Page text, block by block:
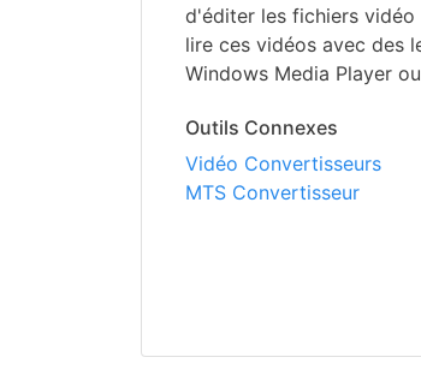
d'éditer les fichiers vidéo
lire ces vidéos avec des
Windows Media Player
Outils Connexes
Vidéo Convertisseurs
MTS Convertisseur